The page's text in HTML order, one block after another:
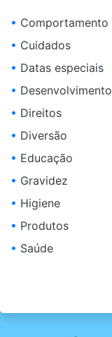
• Comportamento
• Cuidados
• Datas especiais
• Desenvolvimento
• Direitos
• Diversão
• Educação
• Gravidez
• Higiene
• Produtos
• Saúde